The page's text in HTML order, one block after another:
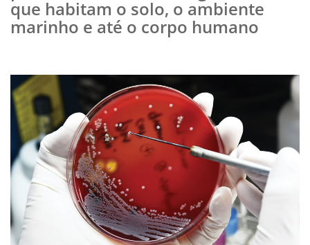
que habitam o solo, o ambiente
marinho e até o corpo humano​